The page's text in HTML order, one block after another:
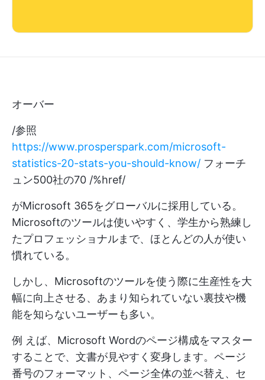
オーバー
/参照
https://www.prosperspark.com/microsoft-
statistics-20-stats-you-should-know/ フォーチ
ュン500社の70 /%href/
がMicrosoft 365をグローバルに採用している。
Microsoftのツールは使いやすく、学生から熟練し
たプロフェッショナルまで、ほとんどの人が使い
慣れている。
しかし、Microsoftのツールを使う際に生産性を大
幅に向上させる、あまり知られていない裏技や機
能を知らないユーザーも多い。
例 えば、Microsoft Wordのページ構成をマスター
することで、文書が見やすく変身します。ページ
番号のフォーマット、ページ全体の並べ替え、セ